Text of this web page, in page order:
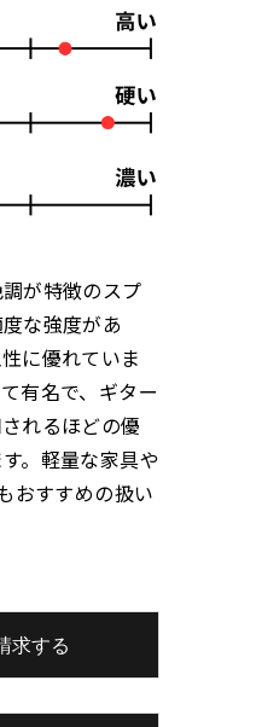
が特徴のスプ
な強度があ
に優れていま
有名で、ギター
れるほどの優
。軽量な家具や
おすすめの扱い
求する